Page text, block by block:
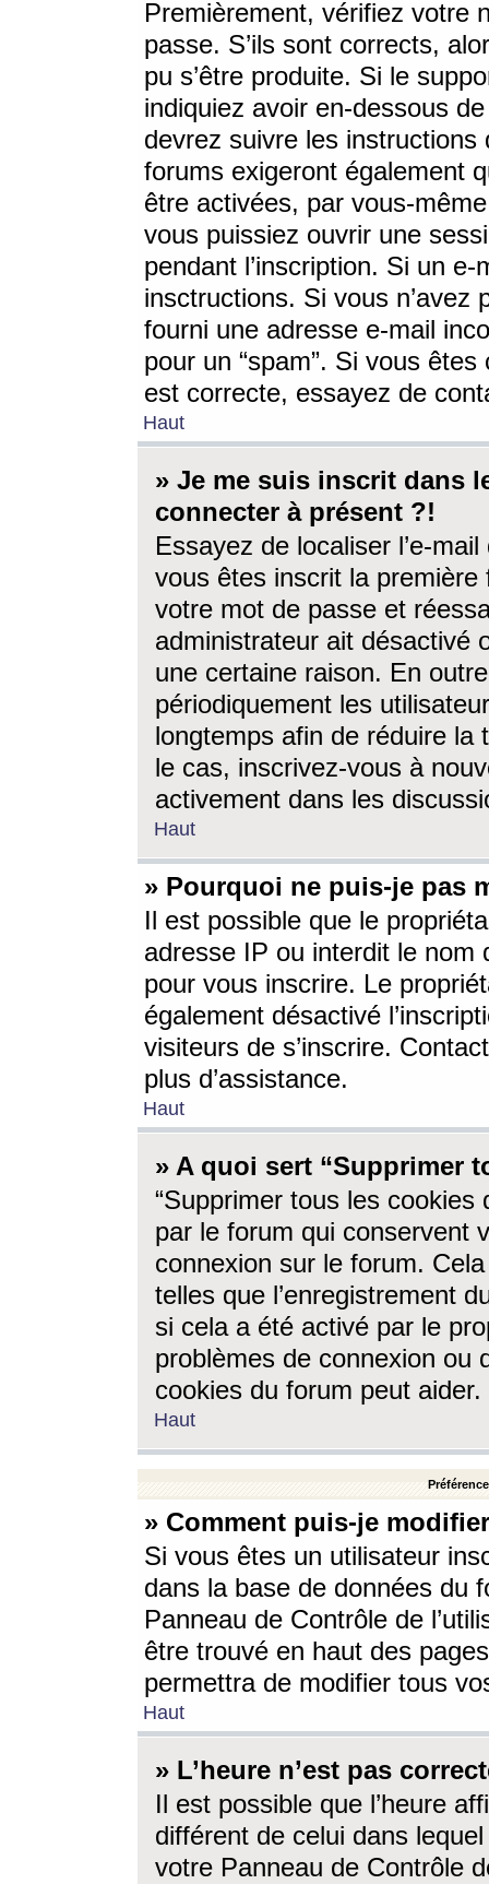
Premièrement, vérifiez votre
passe. S’ils sont corrects,
pu s’être produite. Si le
indiquiez avoir en-dessous
devrez suivre les
forums exigeront également
être activées, par vous-
vous puissiez ouvrir une
pendant l’inscription. Si un
insctructions. Si vous n’avez
fourni une adresse e-mail
pour un “spam”. Si vous
est correcte, essayez de
Haut
» Je me suis inscrit dans
connecter à présent ?!
Essayez de localiser l’e-
vous êtes inscrit la première
votre mot de passe et
administrateur ait désactivé
une certaine raison. En
périodiquement les
longtemps afin de réduire la
le cas, inscrivez-vous à
activement dans les
Haut
» Pourquoi ne puis-je pas
Il est possible que le
adresse IP ou interdit le nom
pour vous inscrire. Le
également désactivé
visiteurs de s’inscrire.
plus d’assistance.
Haut
» A quoi sert “Supprimer
“Supprimer tous les cookies
par le forum qui conservent
connexion sur le forum.
telles que l’enregistrement
si cela a été activé par le
problèmes de connexion ou
cookies du forum peut aider.
Haut
» Comment puis-je
Si vous êtes un utilisateur
dans la base de données du
Panneau de Contrôle de
être trouvé en haut des
permettra de modifier tous
Haut
» L’heure n’est pas
Il est possible que l’heure
différent de celui dans
votre Panneau de Contrôle